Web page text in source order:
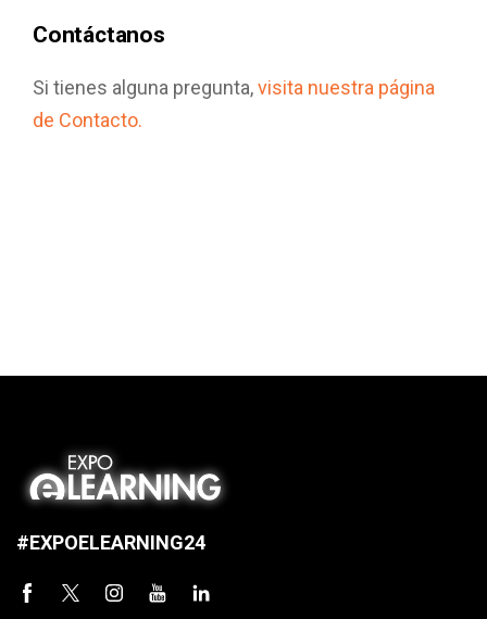
Contáctanos
Si tienes alguna pregunta,visita nuestra página
de Contacto.
#EXPOELEARNING24